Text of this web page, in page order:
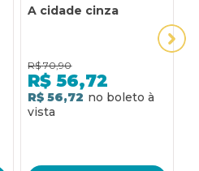
A cidade cinza
R$ 70,90
R$ 56,72
R$ 56,72